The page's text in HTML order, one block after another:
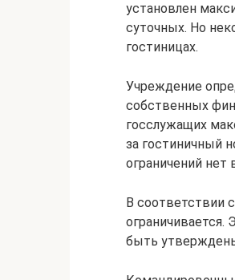
установлен
суточных. Но
гостиницах.
Учреждение
собственных
госслужащих
за гостиничный
ограничений нет
В соответствии
быть